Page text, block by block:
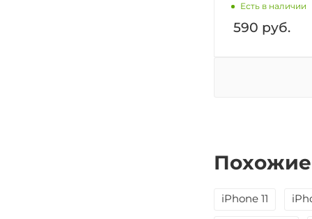
Есть в наличии
590 руб.
Похожие
iPhone 11